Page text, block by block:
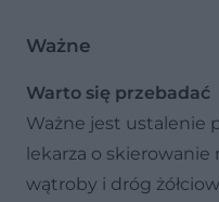
Ważne
Warto się przebadać
Ważne jest ustalenie
lekarza o skierowanie
wątroby i dróg